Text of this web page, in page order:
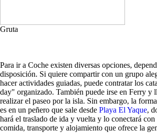
Gruta
Para ir a Coche existen diversas opciones,
disposición. Si quiere compartir con un grupo
hacer actividades guiadas, puede contratar los
day" organizado. También puede irse en Ferry y
realizar el paseo por la isla. Sin embargo, la
es en un peñero que sale desde Playa El Yaque,
hará el traslado de ida y vuelta y lo conectará con
comida, transporte y alojamiento que ofrece la